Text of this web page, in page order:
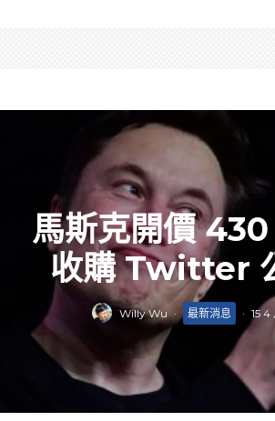
馬斯克開價
收購 Twitter
Willy Wu · 最新消息 · 15 4